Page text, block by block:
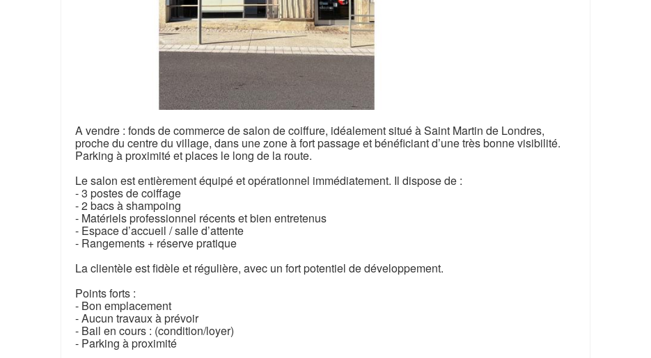
A vendre : fonds de commerce de salon de coiffure, idéalement situé à Saint Martin de Londres,
proche du centre du village, dans une zone à fort passage et bénéficiant d’une très bonne visibilité.
Parking à proximité et places le long de la route.
Le salon est entièrement équipé et opérationnel immédiatement. Il dispose de :
- 3 postes de coiffage
- 2 bacs à shampoing
- Matériels professionnel récents et bien entretenus
- Espace d’accueil / salle d’attente
- Rangements + réserve pratique
La clientèle est fidèle et régulière, avec un fort potentiel de développement.
Points forts :
- Bon emplacement
- Aucun travaux à prévoir
- Bail en cours : (condition/loyer)
- Parking à proximité